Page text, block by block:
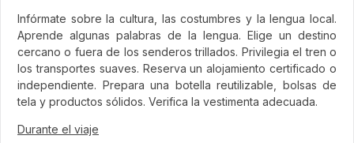
Infórmate sobre la cultura, las costumbres y la lengua local.
Aprende algunas palabras de la lengua. Elige un destino
cercano o fuera de los senderos trillados. Privilegia el tren o
los transportes suaves. Reserva un alojamiento certificado o
independiente. Prepara una botella reutilizable, bolsas de
tela y productos sólidos. Verifica la vestimenta adecuada.
Durante el viaje